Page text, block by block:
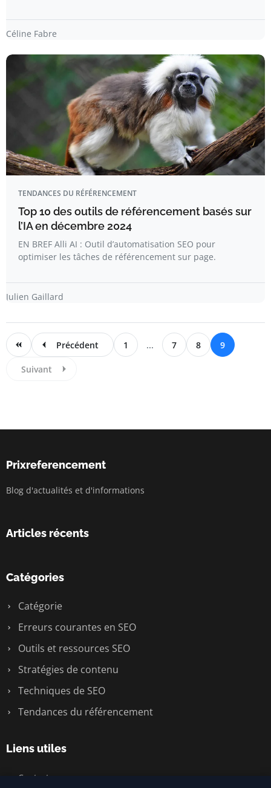
Céline Fabre
TENDANCES DU RÉFÉRENCEMENT
Top 10 des outils de référencement basés sur
l’IA en décembre 2024
EN BREF Alli AI : Outil d’automatisation SEO pour
optimiser les tâches de référencement sur page.
Julien Gaillard
Précédent 1 ... 7 8 9
Suivant
Prixreferencement
Blog d'actualités et d'informations
Articles récents
Catégories
Catégorie
Erreurs courantes en SEO
Outils et ressources SEO
Stratégies de contenu
Techniques de SEO
Tendances du référencement
Liens utiles
Contact